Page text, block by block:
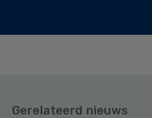
Gerelateerd nieuws